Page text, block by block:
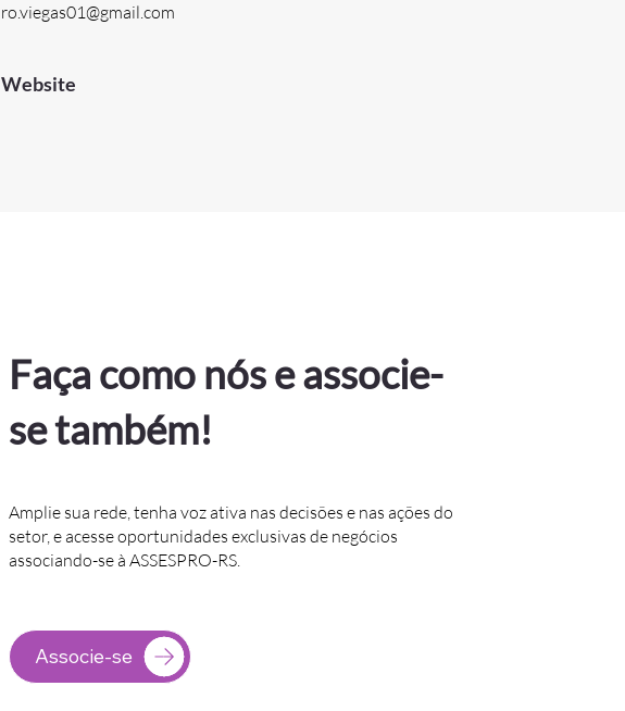
ro.viegas01@gmail.com
Website
Faça como nós e associe-
se também!
Amplie sua rede, tenha voz ativa nas decisões e nas ações do
setor, e acesse oportunidades exclusivas de negócios
associando-se à ASSESPRO-RS.
Associe-se